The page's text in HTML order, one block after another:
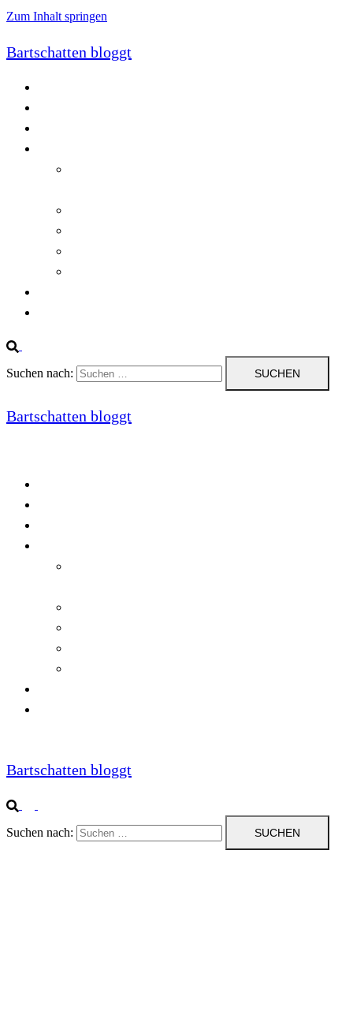
Zum Inhalt springen
Bartschatten bloggt
Suchen nach:
Bartschatten bloggt
Bartschatten bloggt
Suchen nach: